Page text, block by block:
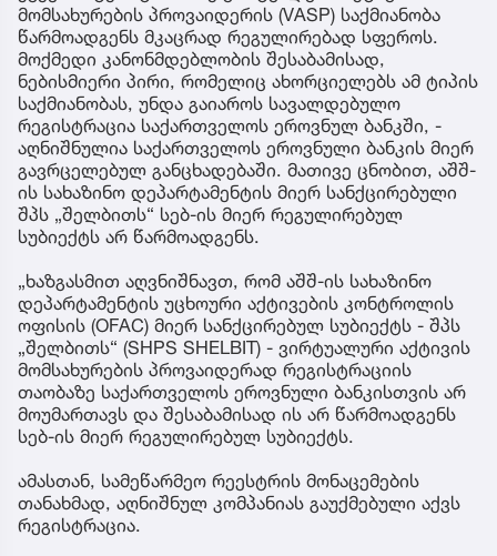
მომსახურების პროვაიდერის (VASP) საქმიანობა
წარმოადგენს მკაცრად რეგულირებად სფეროს.
მოქმედი კანონმდებლობის შესაბამისად,
ნებისმიერი პირი, რომელიც ახორციელებს ამ ტიპის
საქმიანობას, უნდა გაიაროს სავალდებულო
რეგისტრაცია საქართველოს ეროვნულ ბანკში, -
აღნიშნულია საქართველოს ეროვნული ბანკის მიერ
გავრცელებულ განცხადებაში. მათივე ცნობით, აშშ-
ის სახაზინო დეპარტამენტის მიერ სანქცირებული
შპს „შელბითს“ სებ-ის მიერ რეგულირებულ
სუბიექტს არ წარმოადგენს.
„ხაზგასმით აღვნიშნავთ, რომ აშშ-ის სახაზინო
დეპარტამენტის უცხოური აქტივების კონტროლის
ოფისის (OFAC) მიერ სანქცირებულ სუბიექტს - შპს
„შელბითს“ (SHPS SHELBIT) - ვირტუალური აქტივის
მომსახურების პროვაიდერად რეგისტრაციის
თაობაზე საქართველოს ეროვნული ბანკისთვის არ
მოუმართავს და შესაბამისად ის არ წარმოადგენს
სებ-ის მიერ რეგულირებულ სუბიექტს.
ამასთან, სამეწარმეო რეესტრის მონაცემების
თანახმად, აღნიშნულ კომპანიას გაუქმებული აქვს
რეგისტრაცია.